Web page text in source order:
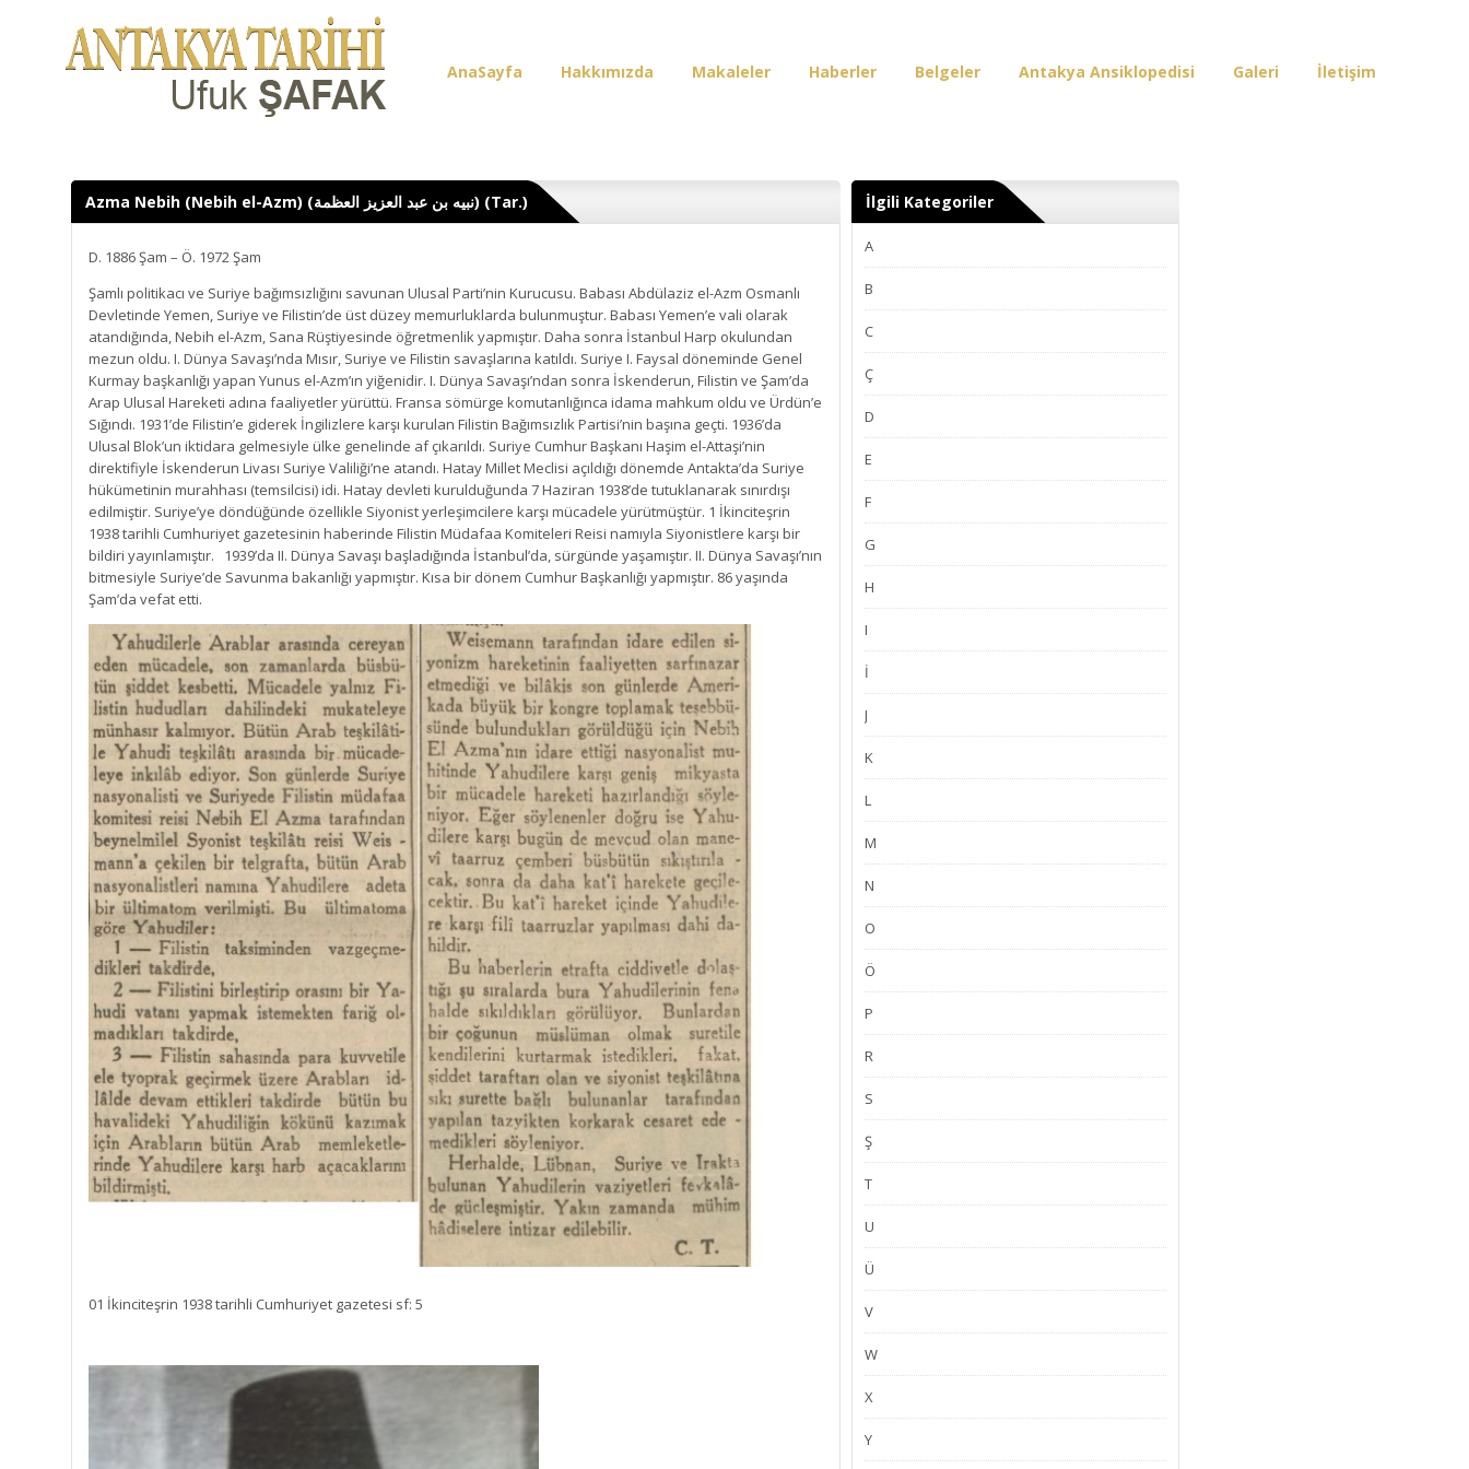
AnaSayfa Hakkımızda Makaleler Haberler Belgeler Antakya Ansiklopedisi Galeri İletişim
Azma Nebih (Nebih el-Azm) (نبيه بن عبد العزيز العظمة) (Tar.)
D. 1886 Şam – Ö. 1972 Şam
Şamlı politikacı ve Suriye bağımsızlığını savunan Ulusal Parti’nin Kurucusu. Babası Abdülaziz el-Azm Osmanlı
Devletinde Yemen, Suriye ve Filistin’de üst düzey memurluklarda bulunmuştur. Babası Yemen’e vali olarak
atandığında, Nebih el-Azm, Sana Rüştiyesinde öğretmenlik yapmıştır. Daha sonra İstanbul Harp okulundan
mezun oldu. I. Dünya Savaşı’nda Mısır, Suriye ve Filistin savaşlarına katıldı. Suriye I. Faysal döneminde Genel
Kurmay başkanlığı yapan Yunus el-Azm’ın yiğenidir. I. Dünya Savaşı’ndan sonra İskenderun, Filistin ve Şam’da
Arap Ulusal Hareketi adına faaliyetler yürüttü. Fransa sömürge komutanlığınca idama mahkum oldu ve Ürdün’e
Sığındı. 1931’de Filistin’e giderek İngilizlere karşı kurulan Filistin Bağımsızlık Partisi’nin başına geçti. 1936’da
Ulusal Blok’un iktidara gelmesiyle ülke genelinde af çıkarıldı. Suriye Cumhur Başkanı Haşim el-Attaşi’nin
direktifiyle İskenderun Livası Suriye Valiliği’ne atandı. Hatay Millet Meclisi açıldığı dönemde Antakta’da Suriye
hükümetinin murahhası (temsilcisi) idi. Hatay devleti kurulduğunda 7 Haziran 1938’de tutuklanarak sınırdışı
edilmiştir. Suriye’ye döndüğünde özellikle Siyonist yerleşimcilere karşı mücadele yürütmüştür. 1 İkinciteşrin
1938 tarihli Cumhuriyet gazetesinin haberinde Filistin Müdafaa Komiteleri Reisi namıyla Siyonistlere karşı bir
bildiri yayınlamıştır. 1939’da II. Dünya Savaşı başladığında İstanbul’da, sürgünde yaşamıştır. II. Dünya Savaşı’nın
bitmesiyle Suriye’de Savunma bakanlığı yapmıştır. Kısa bir dönem Cumhur Başkanlığı yapmıştır. 86 yaşında
Şam’da vefat etti.
01 İkinciteşrin 1938 tarihli Cumhuriyet gazetesi sf: 5
İlgili Kategoriler
A
B
C
Ç
D
E
F
G
H
I
İ
J
K
L
M
N
O
Ö
P
R
S
Ş
T
U
Ü
V
W
X
Y